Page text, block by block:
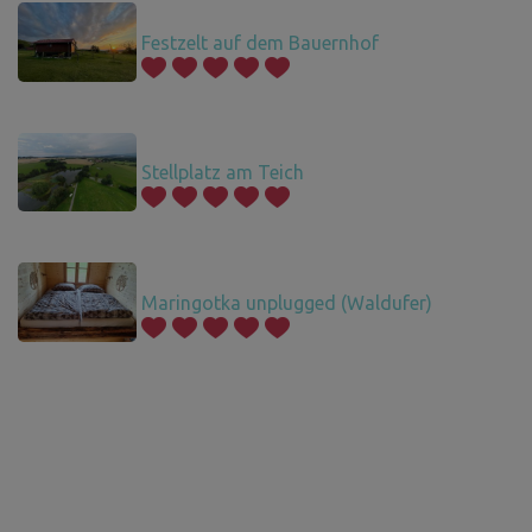
Festzelt auf dem Bauernhof
Stellplatz am Teich
Maringotka unplugged (Waldufer)